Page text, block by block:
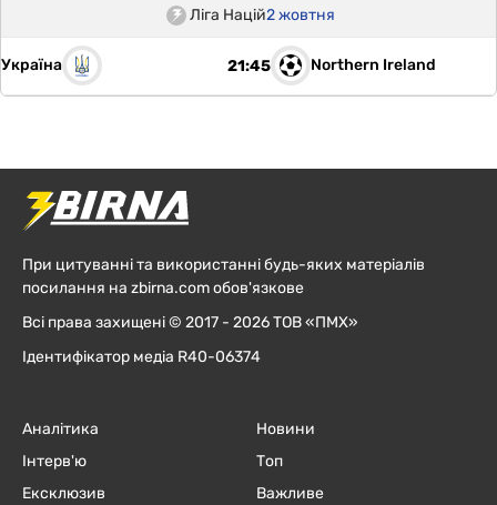
Ліга Націй2 жовтня
Україна 21:45 Northern Ireland
При цитуванні та використанні будь-яких матеріалів
посилання на zbirna.com обов'язкове
Всі права захищені © 2017 - 2026 ТОВ «ПМХ»
Ідентифікатор медіа R40-06374
Аналітика
Інтерв'ю
Ексклюзив
Новини
Топ
Важливе